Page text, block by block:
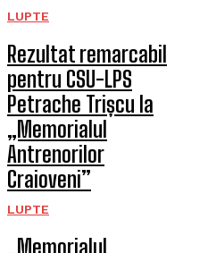
LUPTE
Rezultat remarcabil
pentru CSU-LPS
Petrache Trișcu la
„Memorialul
Antrenorilor
Craioveni”
LUPTE
„Memorialul